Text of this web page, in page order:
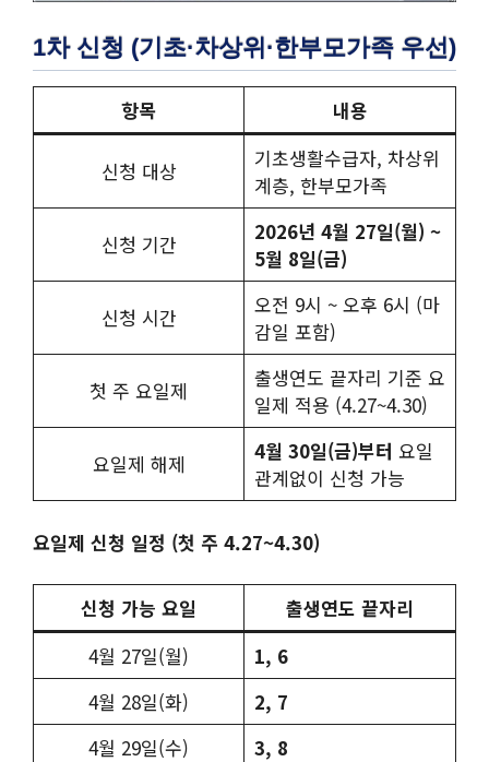
1차 신청 (기초·차상위·한부모가족 우선)
항목 내용
신청 대상
기초생활수급자, 차상위
계층, 한부모가족
신청 기간
2026년 4월 27일(월) ~
5월 8일(금)
신청 시간
오전 9시 ~ 오후 6시 (마
감일 포함)
첫 주 요일제
출생연도 끝자리 기준 요
일제 적용 (4.27~4.30)
요일제 해제 4월 30일(금)부터 요일
관계없이 신청 가능
요일제 신청 일정 (첫 주 4.27~4.30)
신청 가능 요일
출생연도 끝자리
4월 27일(월)
1, 6
4월 28일(화)
2, 7
4월 29일(수)
3, 8